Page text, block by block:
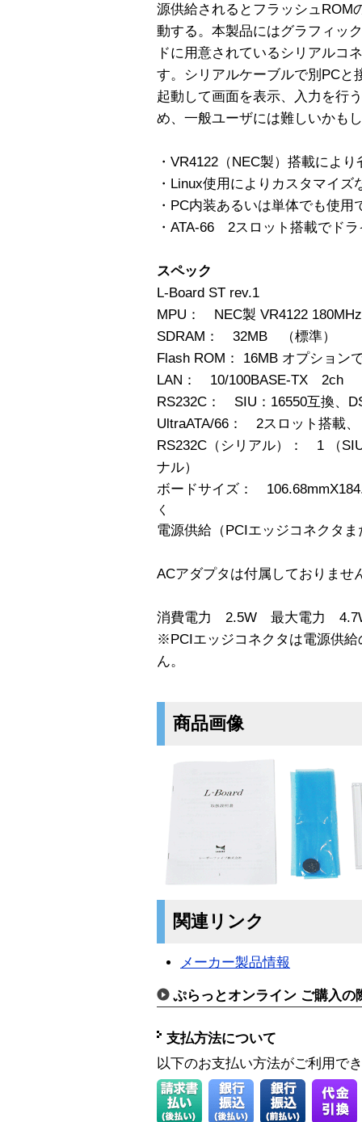
源供給されるとフラッシュROM
動する。本製品にはグラフィッ
ドに用意されているシリアルコ
す。シリアルケーブルで別PCと
起動して画面を表示、入力を行
め、一般ユーザには難しいかも
・VR4122（NEC製）搭載によ
・Linux使用によりカスタマイズ
・PC内装あるいは単体でも使
・ATA-66 2スロット搭載でド
スペック
L-Board ST rev.1
MPU： NEC製 VR4122 180MHz
SDRAM： 32MB （標準）
Flash ROM： 16MB オプション
LAN： 10/100BASE-TX 2ch
RS232C： SIU：16550互換、
UltraATA/66： 2スロット搭載、
RS232C（シリアル）： 1 （
ナル）
ボードサイズ：
く
電源供給（PCIエッジコネクタ
ACアダプタは付属しておりませ
消費電力 2.5W 最大電力
※PCIエッジコネクタは電源供
ん。
商品画像
関連リンク
メーカー製品情報
ぷらっとオンライン ご購入の
支払方法について
以下のお支払い方法がご利用で